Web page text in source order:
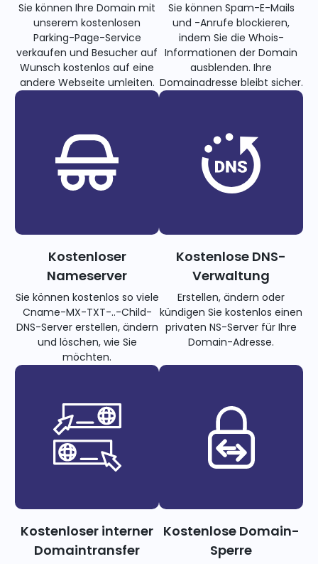
Sie können Ihre Domain mit
unserem kostenlosen
Parking-Page-Service
verkaufen und Besucher auf
Wunsch kostenlos auf eine
andere Webseite umleiten.
Sie können Spam-E-Mails
und -Anrufe blockieren,
indem Sie die Whois-
Informationen der Domain
ausblenden. Ihre
Domainadresse bleibt sicher.
Kostenloser
Nameserver
Sie können kostenlos so viele
Cname-MX-TXT-..-Child-
DNS-Server erstellen, ändern
und löschen, wie Sie
möchten.
Kostenlose DNS-
Verwaltung
Erstellen, ändern oder
kündigen Sie kostenlos einen
privaten NS-Server für Ihre
Domain-Adresse.
Kostenloser interner
Domaintransfer
Kostenlose Domain-
Sperre